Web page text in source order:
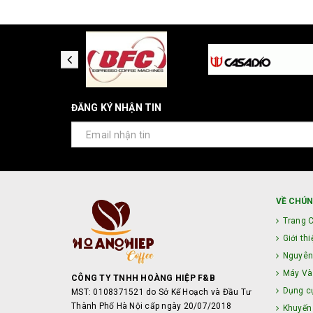
ĐĂNG KÝ NHẬN TIN
CÔNG TY TNHH HOÀNG HIỆP F&B
MST: 0108371521 do Sở Kế Hoạch và Đầu Tư
Thành Phố Hà Nội cấp ngày 20/07/2018
VỀ
Trang
Giới
Máy
Dụng